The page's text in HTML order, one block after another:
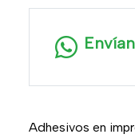
Adhesivos en